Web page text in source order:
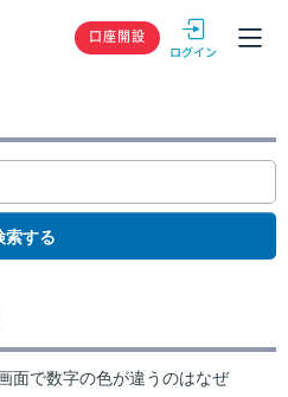
GMOクリック
口座開設
索する
面で数字の色が違うのはなぜ